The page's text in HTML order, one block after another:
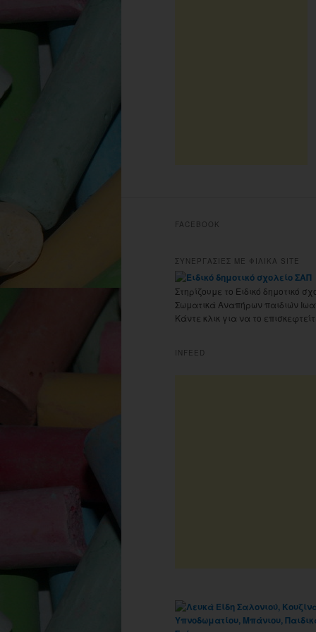
FACEBOOK
ΣΥΝΕΡΓΑΣΙΕΣ ΜΕ ΦΙΛΙΚΑ SITE
Στηρίζουμε το Ειδικό δημοτικό
Σωματικά Αναπήρων παιδιών
Κάντε κλικ για να το
INFEED